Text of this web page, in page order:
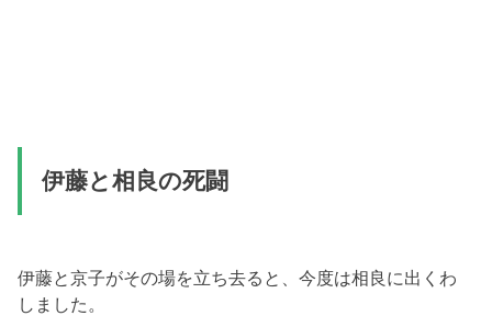
伊藤と相良の死闘
伊藤と京子がその場を立ち去ると、今度は相良に出くわ
しました。